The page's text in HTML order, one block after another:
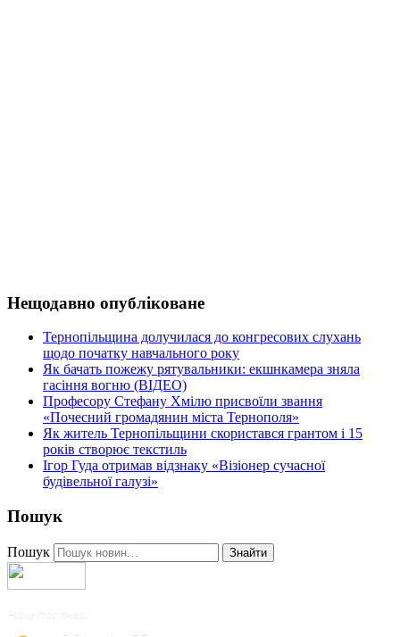
Нещодавно опубліковане
Тернопільщина долучилася до конгресових слухань
щодо початку навчального року
Як бачать пожежу рятувальники: екшнкамера зняла
гасіння вогню (ВІДЕО)
Професору Стефану Хмілю присвоїли звання
«Почесний громадянин міста Тернополя»
Як житель Тернопільщини скористався грантом і 15
років створює текстиль
Ігор Гуда отримав відзнаку «Візіонер сучасної
будівельної галузі»
Пошук
Пошук Знайти